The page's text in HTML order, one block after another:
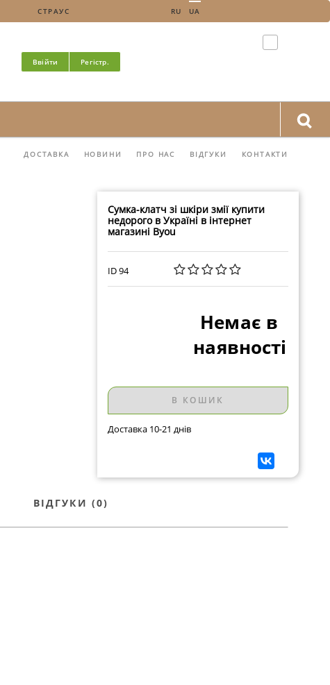
СТРАУС RU UA
Ввійти Регістр.
ДОСТАВКА НОВИНИ ПРО НАС ВІДГУКИ КОНТАКТИ
Сумка-клатч зі шкіри змії купити
недорого в Україні в інтернет
магазині Byou
ID 94
Немає в
наявності
В КОШИК
Доставка 10-21 днів
ВІДГУКИ (0)